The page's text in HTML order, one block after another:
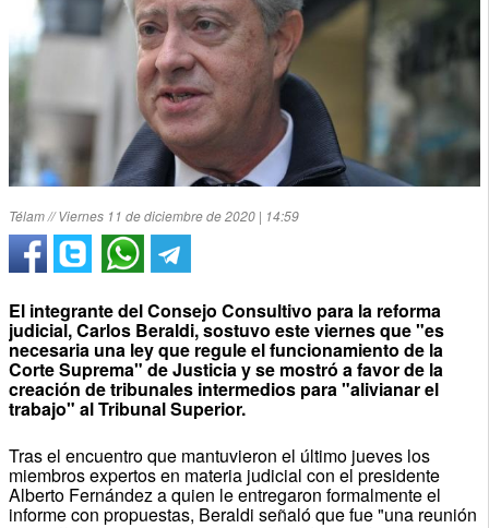
Télam // Viernes 11 de diciembre de 2020 | 14:59
El integrante del Consejo Consultivo para la reforma
judicial, Carlos Beraldi, sostuvo este viernes que "es
necesaria una ley que regule el funcionamiento de la
Corte Suprema" de Justicia y se mostró a favor de la
creación de tribunales intermedios para "alivianar el
trabajo" al Tribunal Superior.
Tras el encuentro que mantuvieron el último jueves los
miembros expertos en materia judicial con el presidente
Alberto Fernández a quien le entregaron formalmente el
informe con propuestas, Beraldi señaló que fue "una reunión